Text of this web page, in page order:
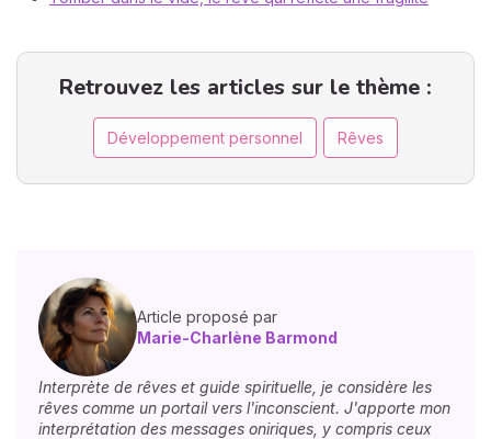
Retrouvez les articles sur le thème :
Développement personnel Rêves
Article proposé par
Marie-Charlène Barmond
Interprète de rêves et guide spirituelle, je considère les
rêves comme un portail vers l'inconscient. J'apporte mon
interprétation des messages oniriques, y compris ceux